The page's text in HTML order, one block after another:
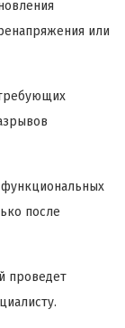
или
после
проведет